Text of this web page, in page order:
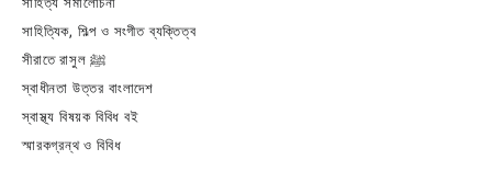
সাহিত্যিক, শিল্প ও সংগীত ব্যক্তিত্ব
সীরাতে রাসুল ﷺ
স্বাধীনতা উত্তর বাংলাদেশ
স্বাস্থ্য বিষয়ক বিবিধ বই
স্মারকগ্রন্থ ও বিবিধ